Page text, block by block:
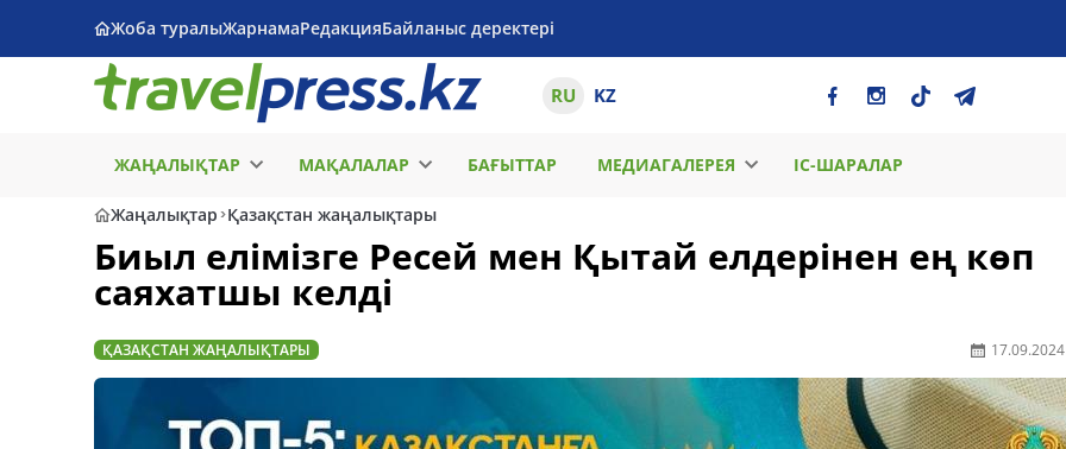
Жоба туралыЖарнамаРедакцияБайланыс деректері
RU KZ
ЖАҢАЛЫҚТАР МАҚАЛАЛАР БАҒЫТТАР МЕДИАГАЛЕРЕЯ ІС-ШАРАЛАР
Жаңалықтар Қазақстан жаңалықтары
Биыл елімізге Ресей мен Қытай елдерінен ең көп
саяхатшы келді
ҚАЗАҚСТАН ЖАҢАЛЫҚТАРЫ 17.09.2024